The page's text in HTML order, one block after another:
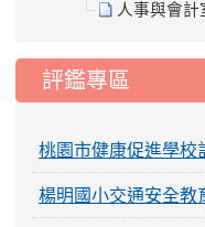
人事與會計
評鑑專區
桃園市健康促進學校
楊明國小交通安全教